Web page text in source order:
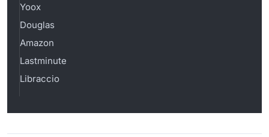
Yoox
Douglas
Amazon
Lastminute
Libraccio